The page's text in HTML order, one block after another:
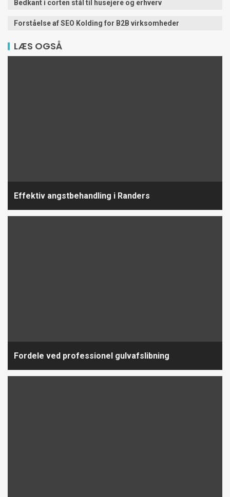
Bedkant i corten stål til husejere og erhverv
Forståelse af SEO Kolding for B2B virksomheder
LÆS OGSÅ
Effektiv angstbehandling i Randers
Fordele ved professionel gulvafslibning